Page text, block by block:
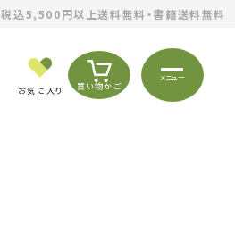
税込5,500円以上送料無料・書籍送料無料
お気に入り 買い物かご
メニュー